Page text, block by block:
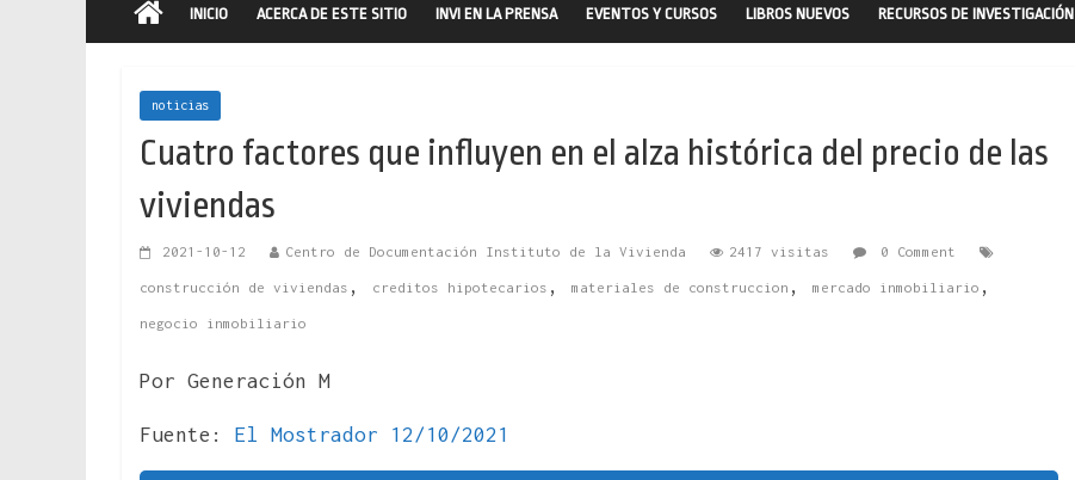
INICIO ACERCA DE ESTE SITIO INVI EN LA PRENSA EVENTOS Y CURSOS LIBROS NUEVOS RECURSOS DE INVESTIGACIÓN
noticias
Cuatro factores que influyen en el alza histórica del precio de las
viviendas
2021-10-12 Centro de Documentación Instituto de la Vivienda 2417 visitas 0 Comment
construcción de viviendas , creditos hipotecarios , materiales de construccion , mercado inmobiliario ,
negocio inmobiliario
Por Generación M
Fuente: El Mostrador 12/10/2021